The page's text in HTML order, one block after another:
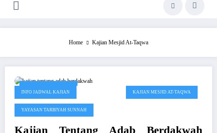
Home Kajian Mesjid At-Taqwa
INFO JADWAL KAJIAN KAJIAN MESJID AT-TAQWA
YAYASAN TARBIYAH SUNNAH
Kajian Tentang Adab Berdakwah